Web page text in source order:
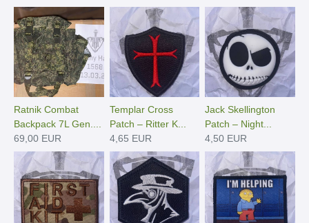
Ratnik Combat
Backpack 7L Gen....
69,00 EUR
Templar Cross
Patch – Ritter K...
4,65 EUR
Jack Skellington
Patch – Night...
4,50 EUR